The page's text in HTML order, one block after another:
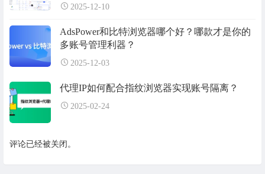
2025-12-10
AdsPower和比特浏览器哪个好？哪款才是你的
多账号管理利器？
2025-12-03
代理IP如何配合指纹浏览器实现账号隔离？
2025-02-24
评论已经被关闭。